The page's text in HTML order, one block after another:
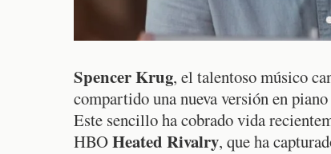
Spencer Krug, el talentoso músico
compartido una nueva versión en
Este sencillo ha cobrado vida
HBOHeated Rivalry, que ha